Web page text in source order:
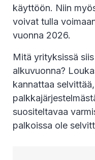
käyttöön. Niin
voivat tulla
vuonna 2026.
Mitä yrityksissä
alkuvuonna?
kannattaa
suositeltavaa
palkoissa ole